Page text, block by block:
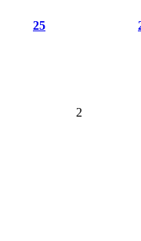
25
2